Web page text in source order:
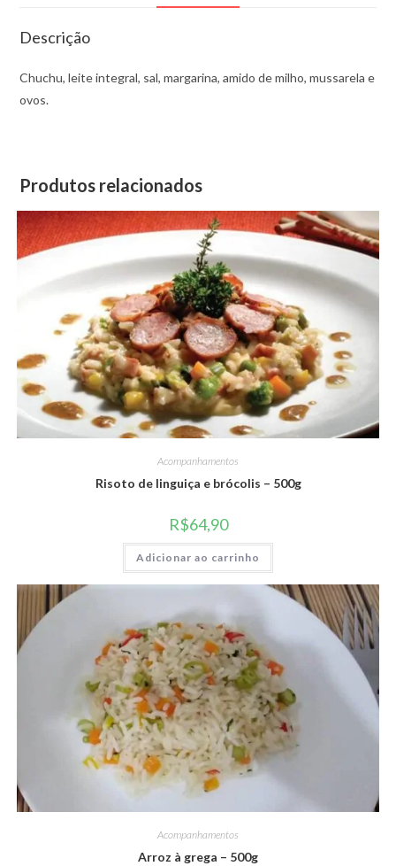
Descrição
Chuchu, leite integral, sal, margarina, amido de milho, mussarela e
ovos.
Produtos relacionados
Acompanhamentos
Risoto de linguiça e brócolis – 500g
R$64,90
Adicionar ao carrinho
Acompanhamentos
Arroz à grega – 500g